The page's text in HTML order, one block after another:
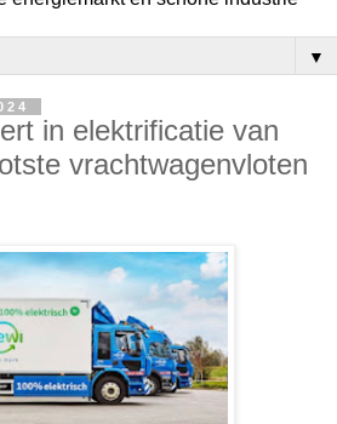
▼
in elektrificatie van
vrachtwagenvloten